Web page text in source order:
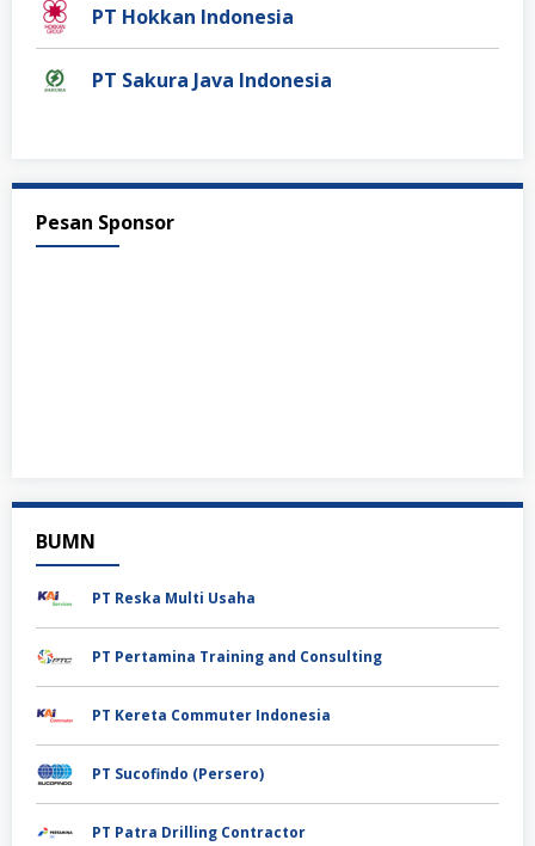
PT Hokkan Indonesia
PT Sakura Java Indonesia
Pesan Sponsor
BUMN
PT Reska Multi Usaha
PT Pertamina Training and Consulting
PT Kereta Commuter Indonesia
PT Sucofindo (Persero)
PT Patra Drilling Contractor